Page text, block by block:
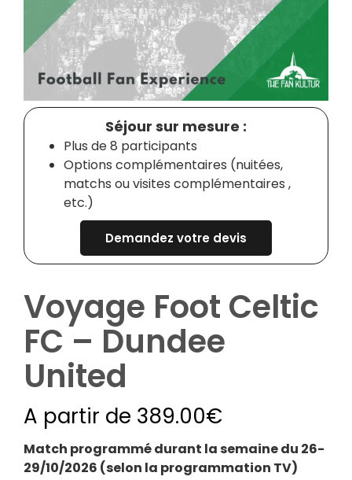
Séjour sur mesure :
Plus de 8 participants
Options complémentaires (nuitées,
matchs ou visites complémentaires ,
etc.)
Demandez votre devis
Voyage Foot Celtic
FC – Dundee
United
A partir de 389.00€
Match programmé durant la semaine du 26-
29/10/2026 (selon la programmation TV)